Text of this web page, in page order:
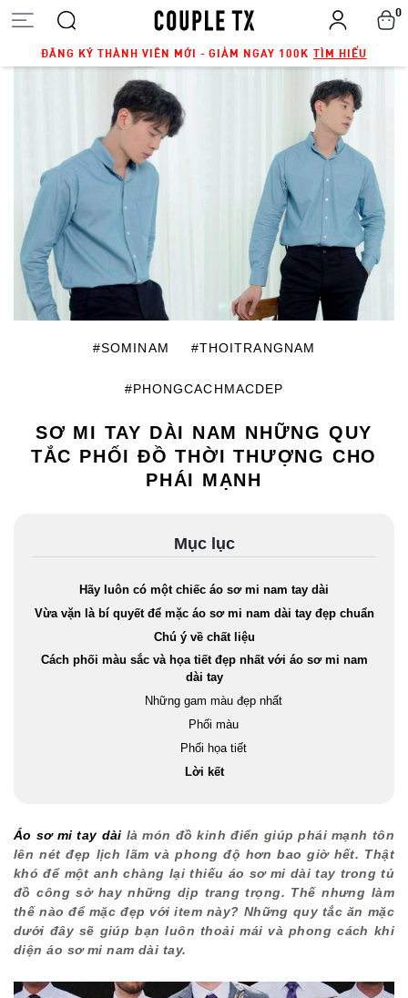
ĐĂNG KÝ THÀNH VIÊN MỚI - GIẢM NGAY 100K TÌM HIỂU
0
#SOMINAM #THOITRANGNAM
#PHONGCACHMACDEP
SƠ MI TAY DÀI NAM NHỮNG QUY
TẮC PHỐI ĐỒ THỜI THƯỢNG CHO
PHÁI MẠNH
Mục lục
Hãy luôn có một chiếc áo sơ mi nam tay dài
Vừa vặn là bí quyết để mặc áo sơ mi nam dài tay đẹp chuẩn
Chú ý về chất liệu
Cách phối màu sắc và họa tiết đẹp nhất với áo sơ mi nam
dài tay
Những gam màu đẹp nhất
Phối màu
Phối họa tiết
Lời kết
Áo sơ mi tay dài là món đồ kinh điển giúp phái mạnh tôn
lên nét đẹp lịch lãm và phong độ hơn bao giờ hết. Thật
khó để một anh chàng lại thiếu áo sơ mi dài tay trong tủ
đồ công sở hay những dịp trang trọng. Thế nhưng làm
thế nào để mặc đẹp với item này? Những quy tắc ăn mặc
dưới đây sẽ giúp bạn luôn thoải mái và phong cách khi
diện áo sơ mi nam dài tay.